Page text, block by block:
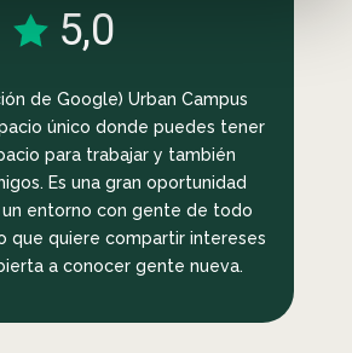
5,0
de Google) Urban Campus
único donde puedes tener
para trabajar y también
Es una gran oportunidad
un entorno con gente de todo
que quiere compartir intereses
a conocer gente nueva.